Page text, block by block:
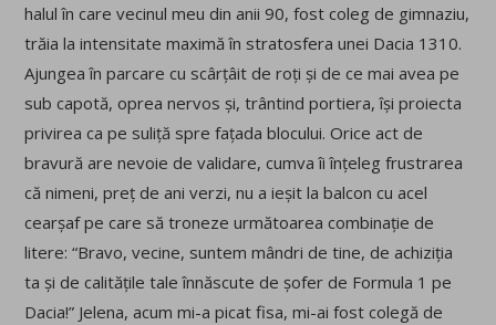
halul în care vecinul meu din anii 90, fost coleg de gimnaziu,
trăia la intensitate maximă în stratosfera unei Dacia 1310.
Ajungea în parcare cu scârțâit de roți și de ce mai avea pe
sub capotă, oprea nervos și, trântind portiera, își proiecta
privirea ca pe suliță spre fațada blocului. Orice act de
bravură are nevoie de validare, cumva îi înțeleg frustrarea
că nimeni, preț de ani verzi, nu a ieșit la balcon cu acel
cearșaf pe care să troneze următoarea combinație de
litere: “Bravo, vecine, suntem mândri de tine, de achiziția
ta și de calitățile tale înnăscute de șofer de Formula 1 pe
Dacia!” Jelena, acum mi-a picat fisa, mi-ai fost colegă de